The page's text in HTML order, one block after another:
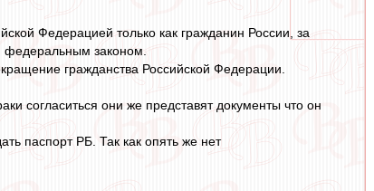
Федерацией только как гражданин России, за
законом.
гражданства Российской Федерации.
согласиться они же представят документы что он
паспорт РБ. Так как опять же нет